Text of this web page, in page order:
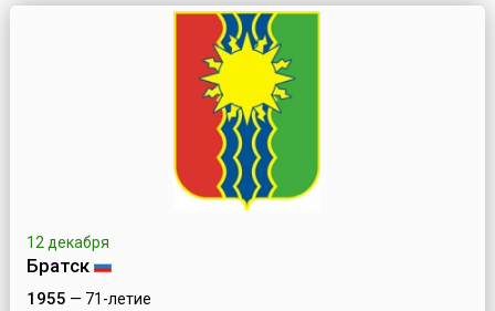
12 декабря
Братск
1955 — 71-летие